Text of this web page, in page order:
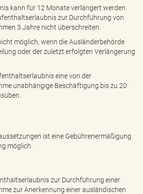
kann für 12 Monate verlängert werden.
zur Durchführung von
3 Jahre nicht überschreiten.
möglich, wenn die Ausländerbehörde
oder der zuletzt erfolgten Verlängerung
eine von der
unabhängige Beschäftigung bis zu 20
ist eine Gebührenermäßigung
möglich.
zur Durchführung einer
zur Anerkennung einer ausländischen